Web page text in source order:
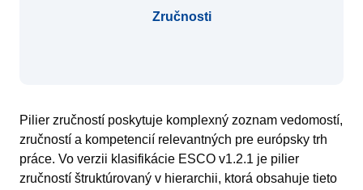
Zručnosti
Pilier zručností poskytuje komplexný zoznam vedomostí,
zručností a kompetencií relevantných pre európsky trh
práce. Vo verzii klasifikácie ESCO v1.2.1 je pilier
zručností štruktúrovaný v hierarchii, ktorá obsahuje tieto